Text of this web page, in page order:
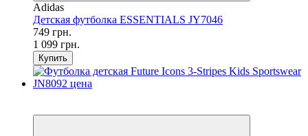
Adidas
Детская футболка ESSENTIALS JY7046
749 грн.
1 099 грн.
Купить